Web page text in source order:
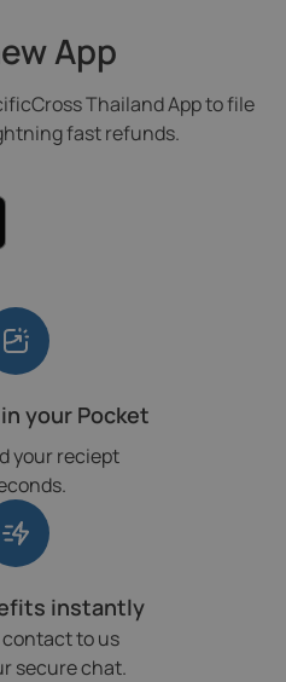
App
Thailand App to file
fast refunds.
your Pocket
your reciept
instantly
to us
secure chat.